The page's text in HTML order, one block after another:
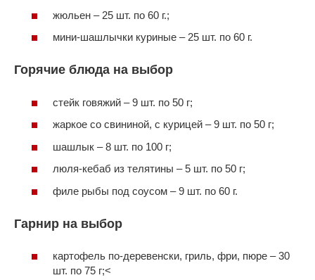
жюльен – 25 шт. по 60 г.;
мини-шашлычки куриные – 25 шт. по 60 г.
Горячие блюда на выбор
стейк говяжий – 9 шт. по 50 г;
жаркое со свининой, с курицей – 9 шт. по 50 г;
шашлык – 8 шт. по 100 г;
люля-кебаб из телятины – 5 шт. по 50 г;
филе рыбы под соусом – 9 шт. по 60 г.
Гарнир на выбор
картофель по-деревенски, гриль, фри, пюре – 30
шт. по 75 г;<